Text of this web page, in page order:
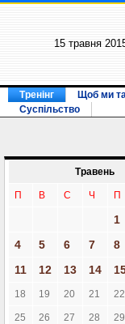
15 травня
Тренінг Щоб ми
Суспільство
Травень
П В С Ч П
1
4
5 6 7 8
11
12 13 14
18 19 20 21 22
25 26 27 28 29